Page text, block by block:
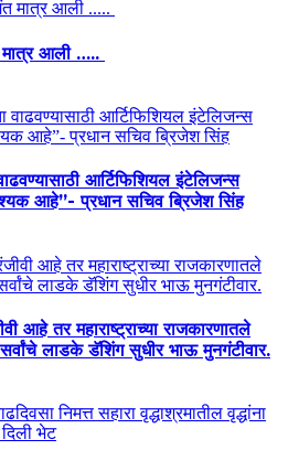
मात्र आली …..
आर्टिफिशियल इंटेलिजन्स
आहे”- प्रधान सचिव ब्रिजेश सिंह
आहे तर महाराष्ट्राच्या राजकारणातले
लाडके डॅशिंग सुधीर भाऊ मुनगंटीवार.